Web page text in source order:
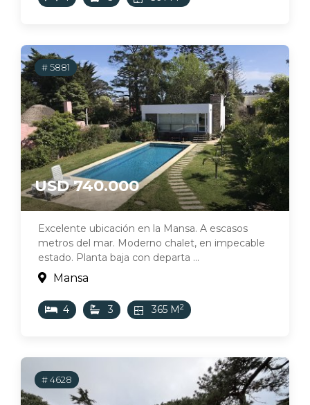
# 5881
USD 740.000
Excelente ubicación en la Mansa. A escasos
metros del mar. Moderno chalet, en impecable
estado. Planta baja con departa ...
Mansa
4 3 365 M2
# 4628